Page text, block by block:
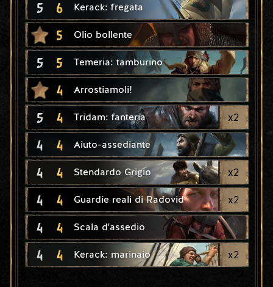
5 6 Kerack: fregata
5 Olio bollente
5 5 Temeria: tamburino
4 Arrostiamoli!
5 4 Tridam: fanteria x2
4 4 Aiuto-assediante
4 4 Stendardo Grigio x2
4 4 Guardie reali di Radovid x2
4 4 Scala d'assedio
4 4 Kerack: marinaio x2